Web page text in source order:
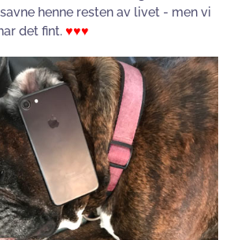
henne resten av livet - men vi
det fint. ♥♥♥